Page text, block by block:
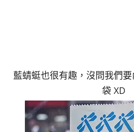
藍蜻蜓也很有趣，沒問我們
袋 XD